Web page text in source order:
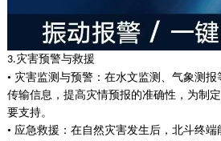
3.灾害预警与救援
• 灾害监测与预警：在水文监测、气象测
传输信息，提高灾情预报的准确性，为制
要支持。
• 应急救援：在自然灾害发生后，北斗终